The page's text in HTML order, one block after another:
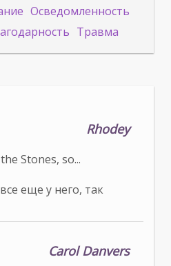
Осведомленность
Травма
Rhodey
Stones, so...
еще у него, так
Carol Danvers